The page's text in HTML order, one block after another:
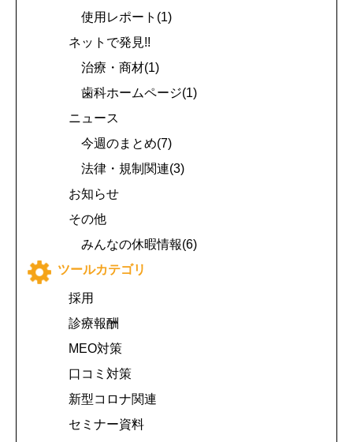
使用レポート(1)
ネットで発見!!
治療・商材(1)
歯科ホームページ(1)
ニュース
今週のまとめ(7)
法律・規制関連(3)
お知らせ
その他
みんなの休暇情報(6)
ツールカテゴリ
採用
診療報酬
MEO対策
口コミ対策
新型コロナ関連
セミナー資料